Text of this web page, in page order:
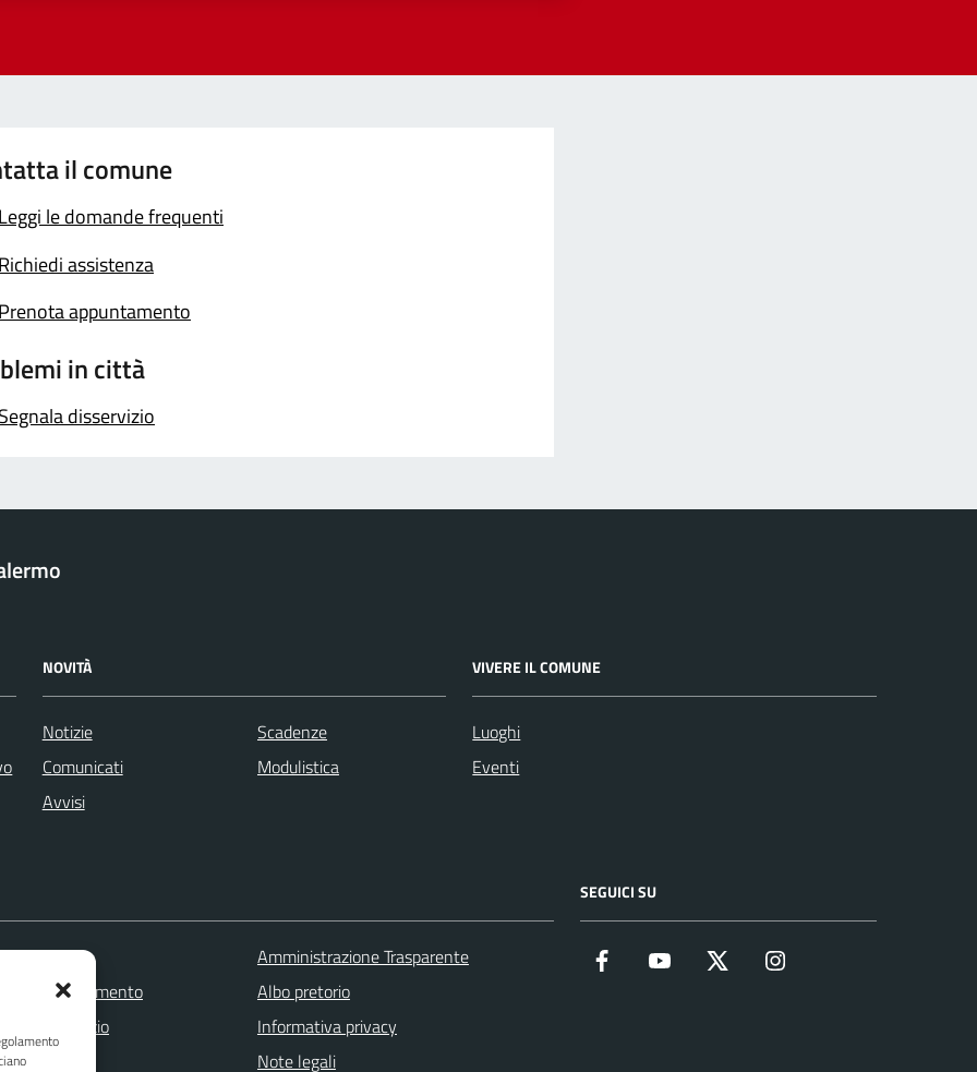
il comune
Leggi le domande frequenti
Richiedi assistenza
Prenota appuntamento
in città
Segnala disservizio
NOVITÀ
Notizie
Comunicati
Avvisi
Scadenze
Modulistica
VIVERE IL COMUNE
Luoghi
Eventi
appuntamento
disservizio
Amministrazione Trasparente
Albo pretorio
Informativa privacy
Note legali
SEGUICI SU
Facebook YouTube Twitter